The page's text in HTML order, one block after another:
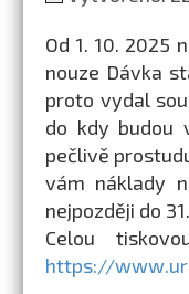
Od 1. 10. 2025
nouze Dávka
proto vydal
do kdy budou
pečlivě
vám náklady
nejpozději do
Celou
https://